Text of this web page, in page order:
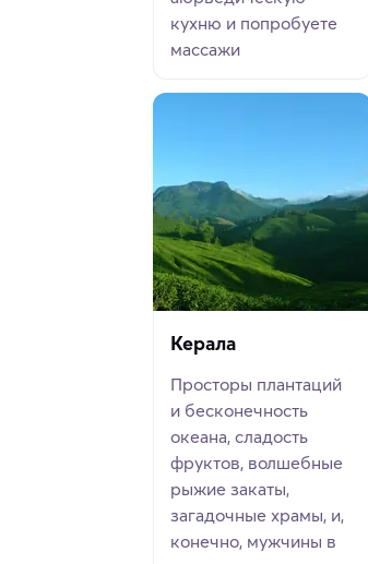
кухню и попробуете
массажи
Керала
Просторы плантаций
и бесконечность
океана, сладость
фруктов, волшебные
рыжие закаты,
загадочные храмы, и,
конечно, мужчины в